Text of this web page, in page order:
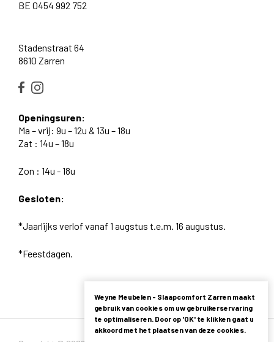
BE 0454 992 752
Stadenstraat 64
8610 Zarren
Openingsuren:
Ma – vrij: 9u – 12u & 13u – 18u
Zat : 14u – 18u
Zon : 14u - 18u
Gesloten:
*Jaarlijks verlof vanaf 1 augstus t.e.m. 16 augustus.
*Feestdagen.
Weyne Meubelen - Slaapcomfort Zarren maakt
gebruik van cookies om uw gebruikerservaring
te optimaliseren. Door op 'OK' te klikken gaat u
akkoord met het plaatsen van deze cookies.